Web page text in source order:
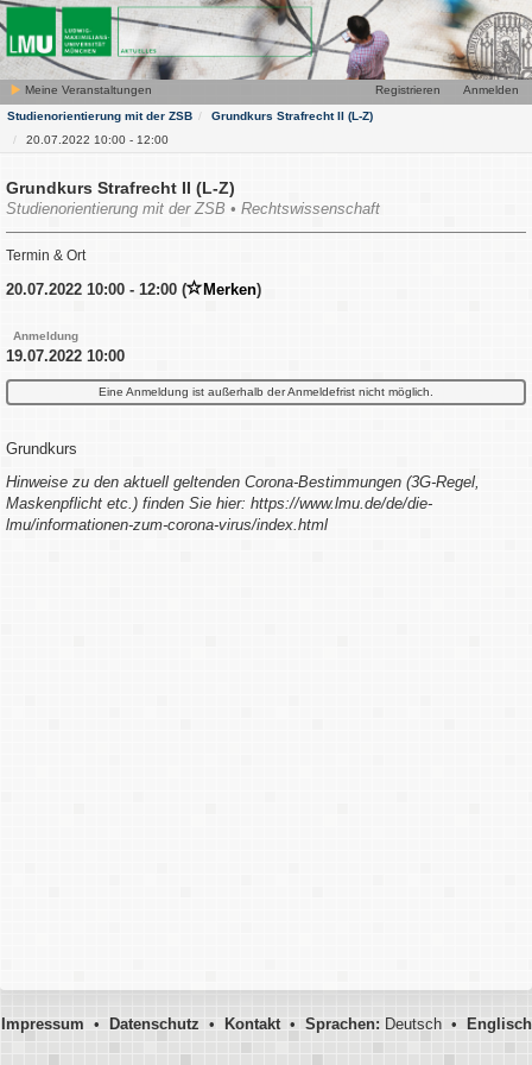
Meine Veranstaltungen Anmelden
Registrieren
Studienorientierung mit der ZSB
Grundkurs Strafrecht II (L-Z)
20.07.2022 10:00 - 12:00
Grundkurs Strafrecht II (L-Z)
Studienorientierung mit der ZSB • Rechtswissenschaft
Termin & Ort
20.07.2022 10:00 - 12:00 ( Merken)
Anmeldung
19.07.2022 10:00
Eine Anmeldung ist außerhalb der Anmeldefrist nicht möglich.
Grundkurs
Hinweise zu den aktuell geltenden Corona-Bestimmungen (3G-Regel,
Maskenpflicht etc.) finden Sie hier: https://www.lmu.de/de/die-
lmu/informationen-zum-corona-virus/index.html
Impressum • Datenschutz • Kontakt• Sprachen:Deutsch • Englisch